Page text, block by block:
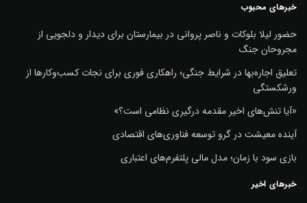
خبرهای محبوب
حضور لیلا بلوکات و ناصر پروانی در بیمارستان برای دیدار و دلجویی از
مجروحان جنگ
تعلیق اجاره‌بها در شرایط جنگی؛ راهکاری فوری برای نجات کسب‌وکارها از
ورشکستگی
«آیا تنش‌های اخیر مقدمه درگیری نظامی است؟»
آینده معیشت در گرو توسعه فناوری‌های اقتصادی
بازی سود با زمان؛ مدل مالی پلتفرم‌های اعتباری
خبرهای اخیر